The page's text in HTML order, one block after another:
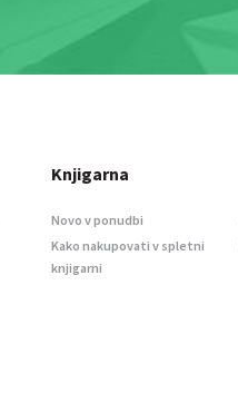
Knjigarna
Novo v ponudbi
Kako nakupovati v spletni
knjigarni